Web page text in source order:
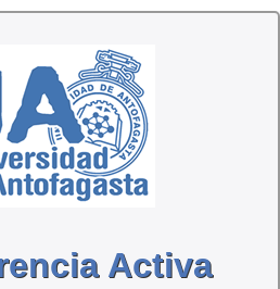
Activa